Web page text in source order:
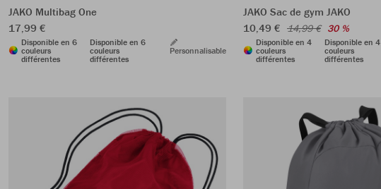
JAKO Multibag One
17,99 €
Disponible en 6
couleurs
différentes
Disponible en 6
couleurs
différentes
Personnalisable
JAKO Sac de gym JAKO
10,49 € 14,99 € 30 %
Disponible en 4
couleurs
différentes
Disponible en 4
couleurs
différentes